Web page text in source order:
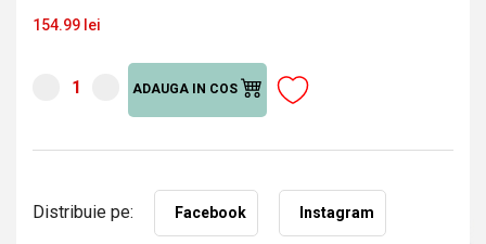
154.99 lei
ADAUGA IN COS
Distribuie pe: Facebook Instagram